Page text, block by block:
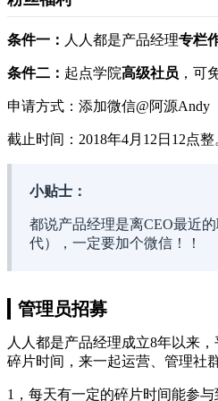
条件一： 人人都是产品经理专栏
条件二： 起点学院高级社员 ，可
申请方式：添加微信@阿源Andy
截止时间：2018年4月12日12点整
小贴士：
都说产品经理是离CEO最近
代），一定要加个微信！！
管理员招募
人人都是产品经理成立8年以来
碎片时间，来一起运营、管理社
1，每天有一定的碎片时间能参